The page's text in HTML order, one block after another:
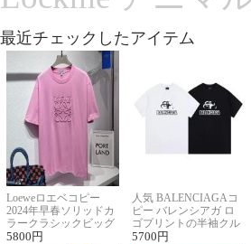
最近チェックしたアイテム
Loeweロエベコピー
2024年早春ソリッドカ
ラークラシックビッグ
ロゴ刺繍Tシャツ
5800 円
人気 BALENCIAGAコ
ピー バレンシアガ ロ
ゴプリントの半袖クル
ーネックTシャツ
5700 円